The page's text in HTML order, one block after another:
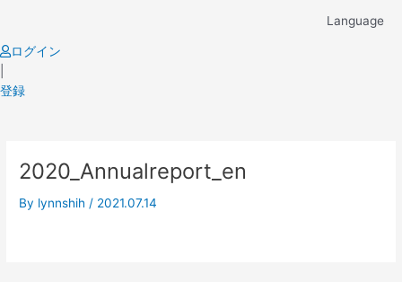
content
Language
ログイン
登録
2020_Annualreport_en
By lynnshih / 2021.07.14
navigation